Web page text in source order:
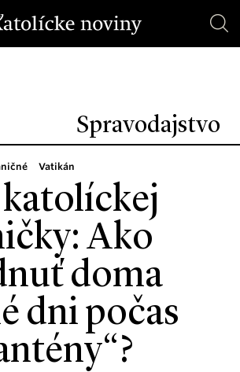
Spravodajstvo
Vatikán
Ako
doma
dni počas